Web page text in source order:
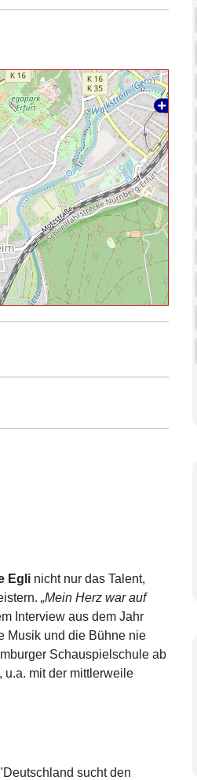
Egli nicht nur das Talent,
„Mein Herz war auf
Interview aus dem Jahr
Musik und die Bühne nie
Schauspielschule ab
u.a. mit der mittlerweile
sucht den